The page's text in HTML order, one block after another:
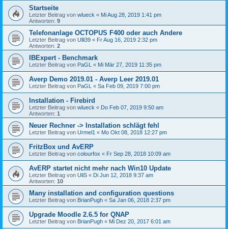
Startseite
Letzter Beitrag von wlueck « Mi Aug 28, 2019 1:41 pm
Antworten: 9
Telefonanlage OCTOPUS F400 oder auch Andere
Letzter Beitrag von Ulli39 « Fr Aug 16, 2019 2:32 pm
Antworten: 2
IBExpert - Benchmark
Letzter Beitrag von PaGL « Mi Mär 27, 2019 11:35 pm
Averp Demo 2019.01 - Averp Leer 2019.01
Letzter Beitrag von PaGL « Sa Feb 09, 2019 7:00 pm
Installation - Firebird
Letzter Beitrag von wlueck « Do Feb 07, 2019 9:50 am
Antworten: 1
Neuer Rechner -> Installation schlägt fehl
Letzter Beitrag von Urmel1 « Mo Okt 08, 2018 12:27 pm
FritzBox und AvERP
Letzter Beitrag von colourfox « Fr Sep 28, 2018 10:09 am
AvERP startet nicht mehr nach Win10 Update
Letzter Beitrag von UliS « Di Jun 12, 2018 9:37 am
Antworten: 10
Many installation and configuration questions
Letzter Beitrag von BrianPugh « Sa Jan 06, 2018 2:37 pm
Upgrade Moodle 2.6.5 for QNAP
Letzter Beitrag von BrianPugh « Mi Dez 20, 2017 6:01 am